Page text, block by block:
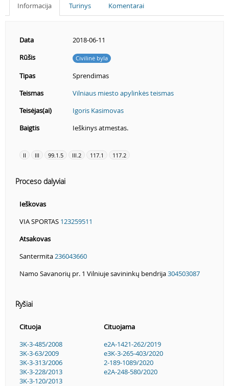
Informacija Turinys Komentarai
Data
2018-06-11
Rūšis
Civilinė byla
Tipas
Sprendimas
Teismas
Vilniaus miesto apylinkės teismas
Teisėjas(ai)
Igoris Kasimovas
Baigtis
Ieškinys atmestas.
II III 99.1.5 III.2 117.1 117.2
Proceso dalyviai
Ieškovas
VIA SPORTAS 123259511
Atsakovas
Santermita 236043660
Namo Savanorių pr. 1 Vilniuje savininkų bendrija304503087
Ryšiai
Cituoja
Cituojama
3K-3-485/2008
3K-3-63/2009
3K-3-313/2006
3K-3-228/2013
3K-3-120/2013
e2A-1421-262/2019
e3K-3-265-403/2020
2-189-1089/2020
e2A-248-580/2020